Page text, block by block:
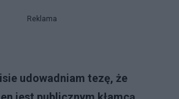
Reklama
udowadniam tezę, że